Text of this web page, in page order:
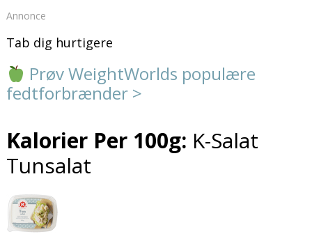
Annonce
Tab dig hurtigere
Prøv WeightWorlds populære
fedtforbrænder >
Kalorier Per 100g: K-Salat
Tunsalat